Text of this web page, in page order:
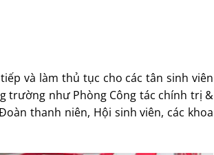
và làm thủ tục cho các tân sinh viên
trường như Phòng Công tác chính trị &
thanh niên, Hội sinh viên, các khoa